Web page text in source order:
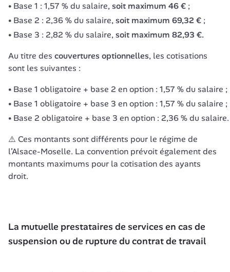
Base 1 : 1,57 % du salaire,soit maximum 46 € ;
Base 2 : 2,36 % du salaire,soit maximum 69,32 € ;
Base 3 : 2,82 % du salaire,soit maximum 82,93 €.
Au titre des couverturesoptionnelles, les cotisations
sont les suivantes :
Base 1 obligatoire + base 2 en option : 1,57 % du salaire ;
Base 1 obligatoire + base 3 en option : 1,57 % du salaire ;
Base 2 obligatoire + base 3 en option : 2,36 % du salaire.
⚠️ Ces montants sont différents pour le régime de
l’Alsace-Moselle. La convention prévoit également des
montants maximums pour la cotisation des ayants
droit.
La mutuelle prestataires de services en cas de
suspension ou de rupture du contrat de travail